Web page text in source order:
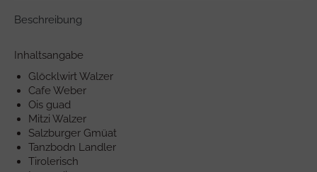
Beschreibung
Inhaltsangabe
Glöcklwirt Walzer
Cafe Weber
Ois guad
Mitzi Walzer
Salzburger Gmüat
Tanzbodn Landler
Tirolerisch